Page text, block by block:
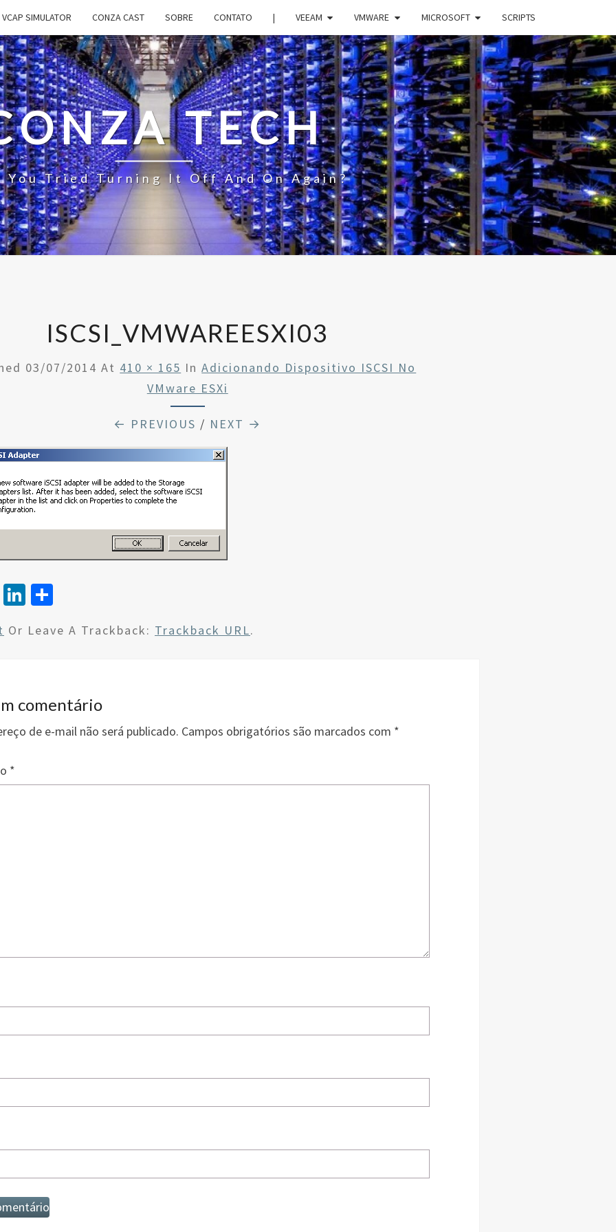
VCAP SIMULATOR CONZA CAST SOBRE CONTATO | VEEAM VMWARE MICROSOFT SCRIPTS
TECH
You Tried Turning It Off And On Again?
ISCSI_VMWAREESXI03
03/07/2014 At 410 × 165 InAdicionando Dispositivo ISCSI No
VMware ESXi
← PREVIOUS / NEXT →
T
Li
ke ar
Or Leave A Trackback: Trackback URL.
comentário
de e-mail não será publicado. Campos obrigatórios são marcados com *
*